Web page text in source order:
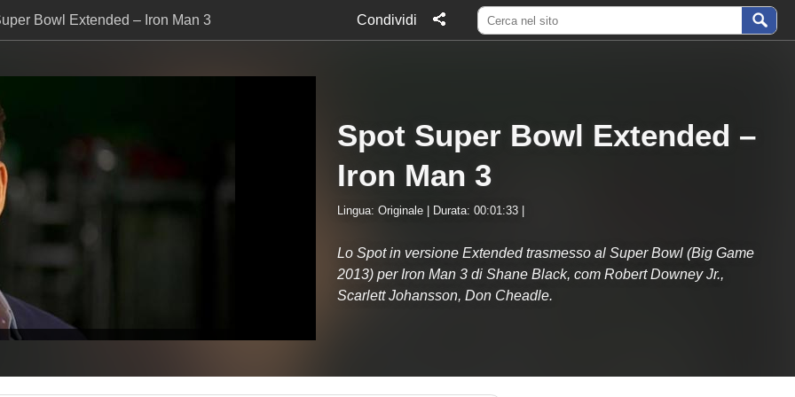
Bowl Extended – Iron Man 3 Condividi
Spot Super Bowl Extended –
Iron Man 3
Lingua: Originale | Durata: 00:01:33 |
Lo Spot in versione Extended trasmesso al Super Bowl (Big Game
2013) per Iron Man 3 di Shane Black, com Robert Downey Jr.,
Scarlett Johansson, Don Cheadle.